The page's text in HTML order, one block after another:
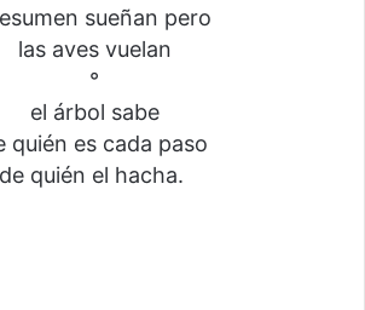
sueñan pero
las aves vuelan
°
el árbol sabe
quién es cada paso
de quién el hacha.